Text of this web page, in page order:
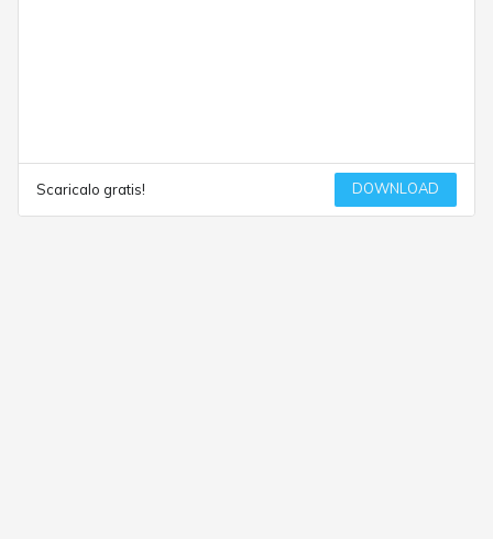
Scaricalo gratis! DOWNLOAD